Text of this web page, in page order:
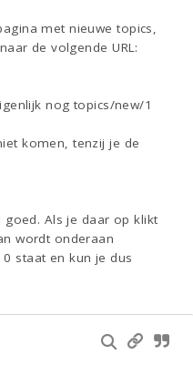
met nieuwe topics,
de volgende URL:
nog topics/new/1
komen, tenzij je de
goed. Als je daar op klikt
wordt onderaan
staat en kun je dus